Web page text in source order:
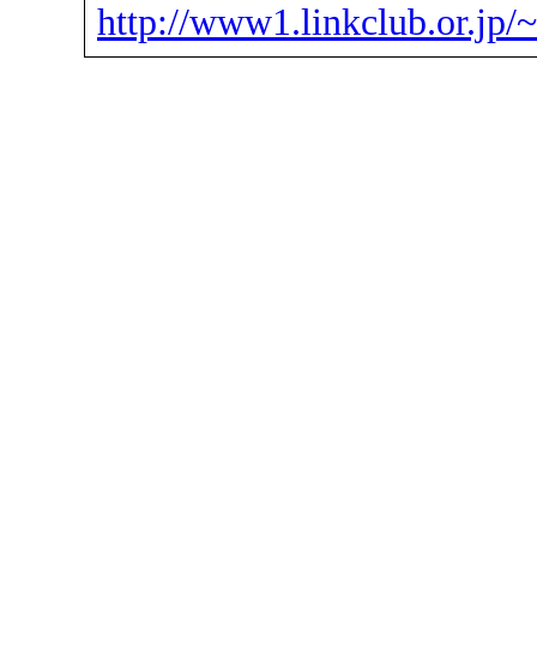
http://www1.linkclub.or.jp/